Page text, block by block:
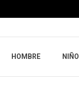
HOMBRE NIÑO